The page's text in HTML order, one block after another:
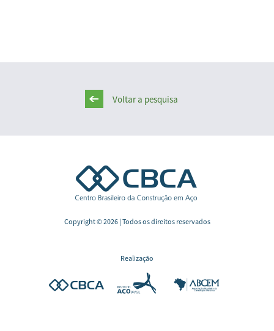
Voltar a pesquisa
Copyright © 2026 | Todos os direitos reservados
Realização